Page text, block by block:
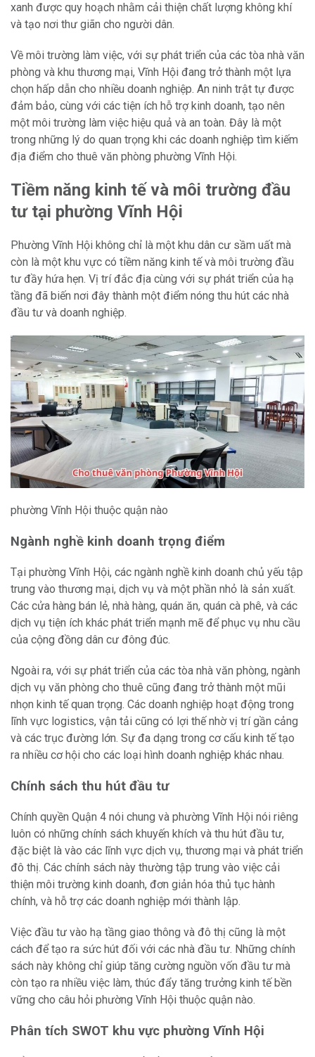
xanh được quy hoạch nhằm cải thiện chất lượng không khí
và tạo nơi thư giãn cho người dân.
Về môi trường làm việc, với sự phát triển của các tòa nhà văn
phòng và khu thương mại, Vĩnh Hội đang trở thành một lựa
chọn hấp dẫn cho nhiều doanh nghiệp. An ninh trật tự được
đảm bảo, cùng với các tiện ích hỗ trợ kinh doanh, tạo nên
một môi trường làm việc hiệu quả và an toàn. Đây là một
trong những lý do quan trọng khi các doanh nghiệp tìm kiếm
địa điểm cho thuê văn phòng phường Vĩnh Hội.
Tiềm năng kinh tế và môi trường đầu
tư tại phường Vĩnh Hội
Phường Vĩnh Hội không chỉ là một khu dân cư sầm uất mà
còn là một khu vực có tiềm năng kinh tế và môi trường đầu
tư đầy hứa hẹn. Vị trí đắc địa cùng với sự phát triển của hạ
tầng đã biến nơi đây thành một điểm nóng thu hút các nhà
đầu tư và doanh nghiệp.
phường Vĩnh Hội thuộc quận nào
Ngành nghề kinh doanh trọng điểm
Tại phường Vĩnh Hội, các ngành nghề kinh doanh chủ yếu tập
trung vào thương mại, dịch vụ và một phần nhỏ là sản xuất.
Các cửa hàng bán lẻ, nhà hàng, quán ăn, quán cà phê, và các
dịch vụ tiện ích khác phát triển mạnh mẽ để phục vụ nhu cầu
của cộng đồng dân cư đông đúc.
Ngoài ra, với sự phát triển của các tòa nhà văn phòng, ngành
dịch vụ văn phòng cho thuê cũng đang trở thành một mũi
nhọn kinh tế quan trọng. Các doanh nghiệp hoạt động trong
lĩnh vực logistics, vận tải cũng có lợi thế nhờ vị trí gần cảng
và các trục đường lớn. Sự đa dạng trong cơ cấu kinh tế tạo
ra nhiều cơ hội cho các loại hình doanh nghiệp khác nhau.
Chính sách thu hút đầu tư
Chính quyền Quận 4 nói chung và phường Vĩnh Hội nói riêng
luôn có những chính sách khuyến khích và thu hút đầu tư,
đặc biệt là vào các lĩnh vực dịch vụ, thương mại và phát triển
đô thị. Các chính sách này thường tập trung vào việc cải
thiện môi trường kinh doanh, đơn giản hóa thủ tục hành
chính, và hỗ trợ các doanh nghiệp mới thành lập.
Việc đầu tư vào hạ tầng giao thông và đô thị cũng là một
cách để tạo ra sức hút đối với các nhà đầu tư. Những chính
sách này không chỉ giúp tăng cường nguồn vốn đầu tư mà
còn tạo ra nhiều việc làm, thúc đẩy tăng trưởng kinh tế bền
vững cho câu hỏi phường Vĩnh Hội thuộc quận nào.
Phân tích SWOT khu vực phường Vĩnh Hội